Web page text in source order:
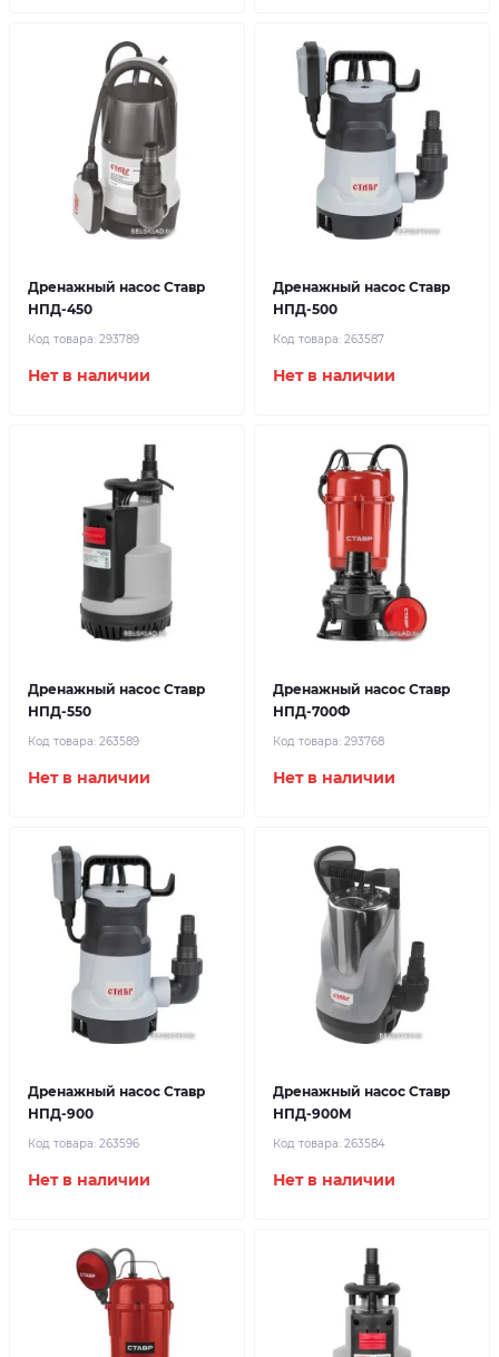
Дренажный насос Ставр
НПД-450
Код товара: 293789
Нет в наличии
Дренажный насос Ставр
НПД-500
Код товара: 263587
Нет в наличии
Дренажный насос Ставр
НПД-550
Код товара: 263589
Нет в наличии
Дренажный насос Ставр
НПД-700Ф
Код товара: 293768
Нет в наличии
Дренажный насос Ставр
НПД-900
Код товара: 263596
Нет в наличии
Дренажный насос Ставр
НПД-900М
Код товара: 263584
Нет в наличии